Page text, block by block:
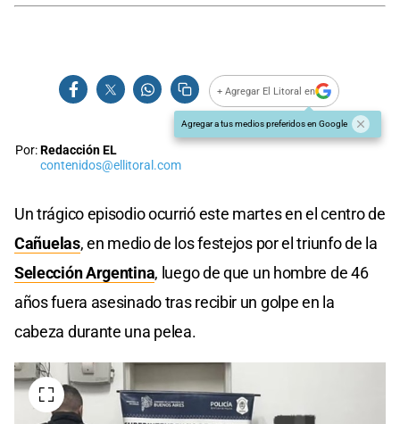
+ Agregar El Litoral en
Agregar a tus medios preferidos en Google
Por:Redacción EL
contenidos@ellitoral.com
Un trágico episodio ocurrió este martes en el centro de
Cañuelas, en medio de los festejos por el triunfo de la
Selección Argentina, luego de que un hombre de 46
años fuera asesinado tras recibir un golpe en la
cabeza durante una pelea.